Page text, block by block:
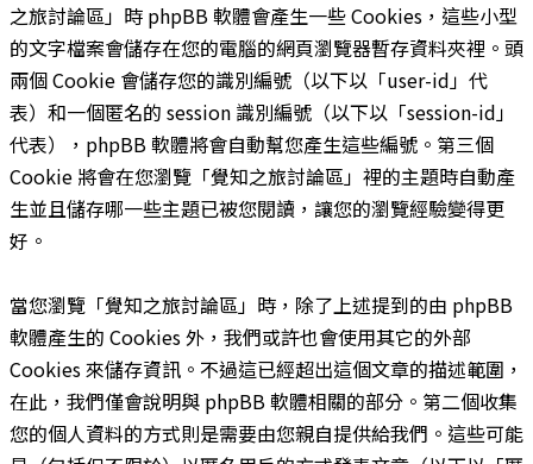
之旅討論區」時 phpBB 軟體會產生一些 Cookies，這些小型
的文字檔案會儲存在您的電腦的網頁瀏覽器暫存資料夾裡。頭
兩個 Cookie 會儲存您的識別編號（以下以「user-id」代
表）和一個匿名的 session 識別編號（以下以「session-id」
代表），phpBB 軟體將會自動幫您產生這些編號。第三個
Cookie 將會在您瀏覽「覺知之旅討論區」裡的主題時自動產
生並且儲存哪一些主題已被您閱讀，讓您的瀏覽經驗變得更
好。
當您瀏覽「覺知之旅討論區」時，除了上述提到的由 phpBB
軟體產生的 Cookies 外，我們或許也會使用其它的外部
Cookies 來儲存資訊。不過這已經超出這個文章的描述範圍，
在此，我們僅會說明與 phpBB 軟體相關的部分。第二個收集
您的個人資料的方式則是需要由您親自提供給我們。這些可能